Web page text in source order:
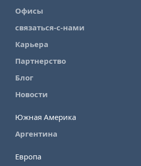
Офисы
связаться-с-нами
Карьера
Партнерство
Блог
Новости
Южная Америка
Аргентина
Европа